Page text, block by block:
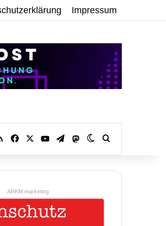
Impressum
RSS Facebook YouTubeTelegramMastodonSkin umschalten
ARKM.marketing